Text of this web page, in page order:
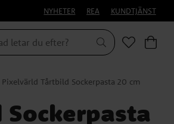
NYHETER REA KUNDTJÄNST
Pixelvärld Tårtbild Sockerpasta 20 cm